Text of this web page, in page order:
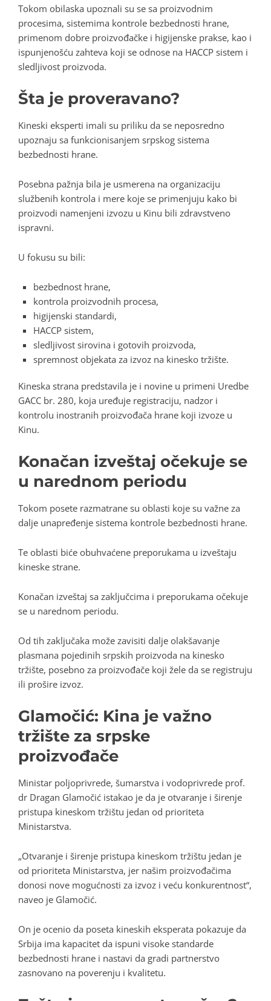
Tokom obilaska upoznali su se sa proizvodnim
procesima, sistemima kontrole bezbednosti hrane,
primenom dobre proizvođačke i higijenske prakse, kao i
ispunjenošću zahteva koji se odnose na HACCP sistem i
sledljivost proizvoda.
Šta je proveravano?
Kineski eksperti imali su priliku da se neposredno
upoznaju sa funkcionisanjem srpskog sistema
bezbednosti hrane.
Posebna pažnja bila je usmerena na organizaciju
službenih kontrola i mere koje se primenjuju kako bi
proizvodi namenjeni izvozu u Kinu bili zdravstveno
ispravni.
U fokusu su bili:
bezbednost hrane,
kontrola proizvodnih procesa,
higijenski standardi,
HACCP sistem,
sledljivost sirovina i gotovih proizvoda,
spremnost objekata za izvoz na kinesko tržište.
Kineska strana predstavila je i novine u primeni Uredbe
GACC br. 280, koja uređuje registraciju, nadzor i
kontrolu inostranih proizvođača hrane koji izvoze u
Kinu.
Konačan izveštaj očekuje se
u narednom periodu
Tokom posete razmatrane su oblasti koje su važne za
dalje unapređenje sistema kontrole bezbednosti hrane.
Te oblasti biće obuhvaćene preporukama u izveštaju
kineske strane.
Konačan izveštaj sa zaključcima i preporukama očekuje
se u narednom periodu.
Od tih zaključaka može zavisiti dalje olakšavanje
plasmana pojedinih srpskih proizvoda na kinesko
tržište, posebno za proizvođače koji žele da se registruju
ili prošire izvoz.
Glamočić: Kina je važno
tržište za srpske
proizvođače
Ministar poljoprivrede, šumarstva i vodoprivrede prof.
dr Dragan Glamočić istakao je da je otvaranje i širenje
pristupa kineskom tržištu jedan od prioriteta
Ministarstva.
„Otvaranje i širenje pristupa kineskom tržištu jedan je
od prioriteta Ministarstva, jer našim proizvođačima
donosi nove mogućnosti za izvoz i veću konkurentnost“,
naveo je Glamočić.
On je ocenio da poseta kineskih eksperata pokazuje da
Srbija ima kapacitet da ispuni visoke standarde
bezbednosti hrane i nastavi da gradi partnerstvo
zasnovano na poverenju i kvalitetu.